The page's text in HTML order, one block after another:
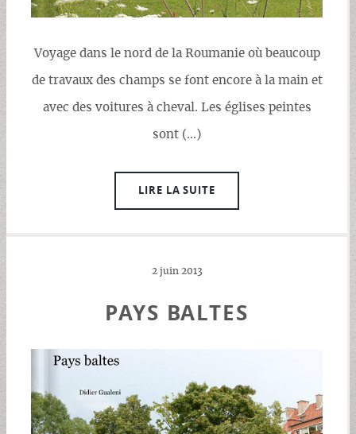
Voyage dans le nord de la Roumanie où beaucoup
de travaux des champs se font encore à la main et
avec des voitures à cheval. Les églises peintes
sont (…)
LIRE LA SUITE
2 juin 2013
PAYS BALTES